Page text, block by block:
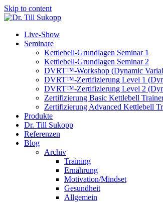
Skip to content
Live-Show
Seminare
Kettlebell-Grundlagen Seminar 1
Kettlebell-Grundlagen Seminar 2
DVRT™-Workshop (Dynamic
DVRT™-Zertifizierung Level 1
DVRT™-Zertifizierung Level 2
Zertifizierung Basic Kettlebell
Zertifizierung Advanced Kettlebell
Produkte
Dr. Till Sukopp
Referenzen
Blog
Archiv
Training
Ernährung
Motivation/Mindset
Gesundheit
Allgemein